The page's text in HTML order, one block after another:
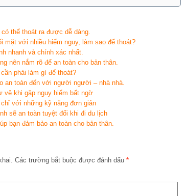
thể thoát ra được dễ dàng.
mặt với nhiều hiểm nguy, làm sao để thoát?
nhanh và chính xác nhất.
nên nắm rõ để an toàn cho bản thân.
phải làm gì để thoát?
an toàn đến với người người – nhà nhà.
vệ khi gặp nguy hiểm bất ngờ
với những kỹ năng đơn giản
sẽ an toàn tuyệt đối khi đi du lịch
bạn đảm bảo an toàn cho bản thân.
Các trường bắt buộc được đánh dấu *